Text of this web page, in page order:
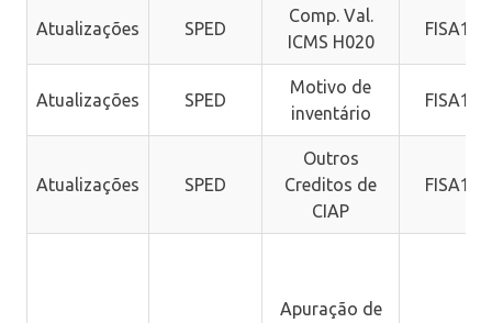
Atualizações SPED
Comp. Val.
ICMS H020
FISA116
Atualizações SPED
Motivo de
inventário
FISA120
Atualizações SPED
Outros
Creditos de
CIAP
FISA125
Apuração de